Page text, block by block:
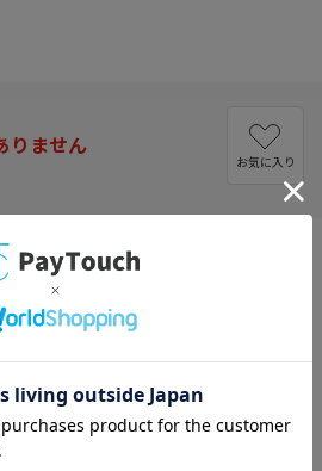
りません
お気に入り
リ
地デジ)
ンズフリー機能/ 音声認識/ ハイレゾ
がたったら捨ててしまう方！
新品・未使用品】でお買得です！